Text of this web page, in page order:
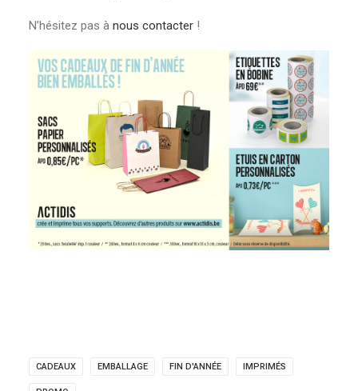
N’hésitez pas à nous contacter !
CADEAUX EMBALLAGE FIN D'ANNÉE IMPRIMÉS